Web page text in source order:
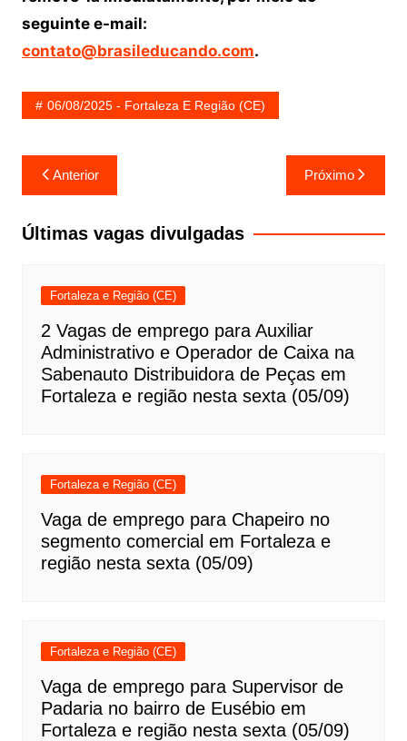
seguinte e-mail:
contato@brasileducando.com.
06/08/2025 - Fortaleza E Região (CE)
Navegação
de
Post
Anterior Próximo
Últimas vagas divulgadas
Fortaleza e Região (CE)
2 Vagas de emprego para Auxiliar
Administrativo e Operador de Caixa na
Sabenauto Distribuidora de Peças em
Fortaleza e região nesta sexta (05/09)
Fortaleza e Região (CE)
Vaga de emprego para Chapeiro no
segmento comercial em Fortaleza e
região nesta sexta (05/09)
Fortaleza e Região (CE)
Vaga de emprego para Supervisor de
Padaria no bairro de Eusébio em
Fortaleza e região nesta sexta (05/09)